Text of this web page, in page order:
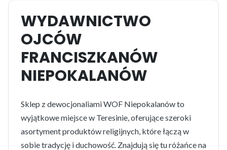
WYDAWNICTWO
OJCÓW
FRANCISZKANÓW
NIEPOKALANÓW
Sklep z dewocjonaliami WOF Niepokalanów to
wyjątkowe miejsce w Teresinie, oferujące szeroki
asortyment produktów religijnych, które łączą w
sobie tradycję i duchowość. Znajdują się tu różańce na